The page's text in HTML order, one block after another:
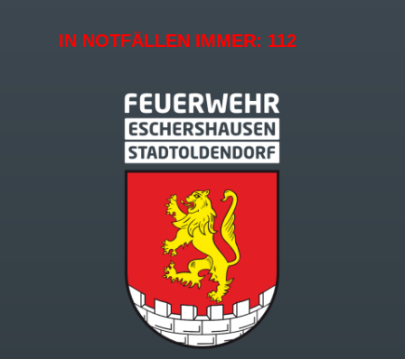
IN NOTFÄLLEN IMMER: 112